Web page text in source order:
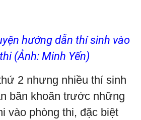
hướng dẫn thí sinh vào
(Ảnh: Minh Yến)
2 nhưng nhiều thí sinh
băn khoăn trước những
vào phòng thi, đặc biệt